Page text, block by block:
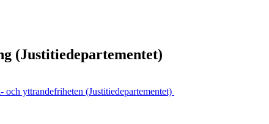
(Justitiedepartementet)
yttrandefriheten (Justitiedepartementet)